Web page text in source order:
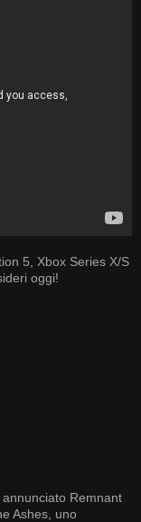
5, Xbox Series X/S
oggi!
Remnant
Ashes, uno